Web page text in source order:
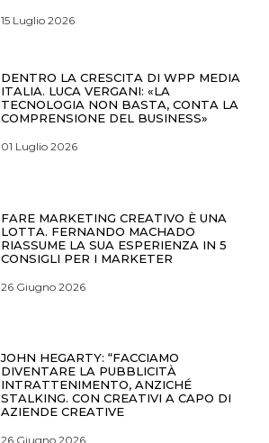
15 Luglio 2026
DENTRO LA CRESCITA DI WPP MEDIA
ITALIA. LUCA VERGANI: «LA
TECNOLOGIA NON BASTA, CONTA LA
COMPRENSIONE DEL BUSINESS»
01 Luglio 2026
FARE MARKETING CREATIVO È UNA
LOTTA. FERNANDO MACHADO
RIASSUME LA SUA ESPERIENZA IN 5
CONSIGLI PER I MARKETER
26 Giugno 2026
JOHN HEGARTY: “FACCIAMO
DIVENTARE LA PUBBLICITÀ
INTRATTENIMENTO, ANZICHÉ
STALKING. CON CREATIVI A CAPO DI
AZIENDE CREATIVE
26 Giugno 2026